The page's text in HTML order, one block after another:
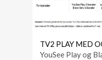
TV2 PLAY MED
YouSee Play og